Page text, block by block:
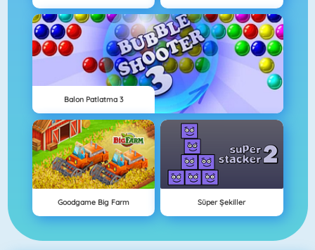
Balon Patlatma 3
Goodgame Big Farm Süper Şekiller